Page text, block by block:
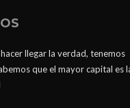
llegar la verdad, tenemos
que el mayor capital es